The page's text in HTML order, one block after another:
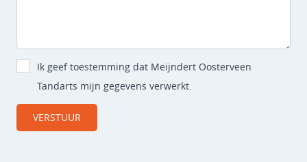
Ik geef toestemming dat Meijndert Oosterveen
Tandarts mijn gegevens verwerkt.
VERSTUUR